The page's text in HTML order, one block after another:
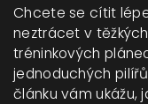
Chcete se cítit
neztrácet v
tréninkových
jednoduchých
článku vám ukážu,